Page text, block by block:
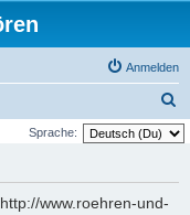
Anmelden
u
Sprache:
www.roehren-und-